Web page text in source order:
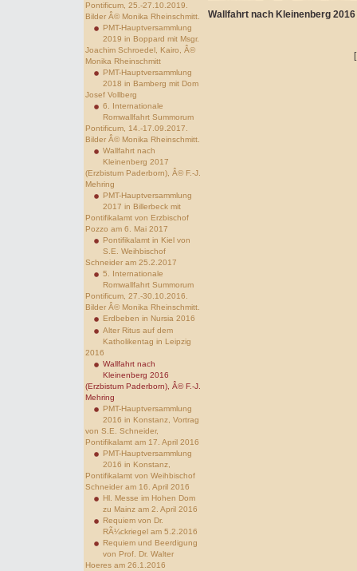
Pontificum, 25.-27.10.2019.
Bilder Â© Monika Rheinschmitt.
PMT-Hauptversammlung
2019 in Boppard mit Msgr.
Joachim Schroedel, Kairo, Â©
Monika Rheinschmitt
PMT-Hauptversammlung
2018 in Bamberg mit Dom
Josef Vollberg
6. Internationale
Romwallfahrt Summorum
Pontificum, 14.-17.09.2017.
Bilder Â© Monika Rheinschmitt.
Wallfahrt nach
Kleinenberg 2017
(Erzbistum Paderborn), Â© F.-J.
Mehring
PMT-Hauptversammlung
2017 in Billerbeck mit
Pontifikalamt von Erzbischof
Pozzo am 6. Mai 2017
Pontifikalamt in Kiel von
S.E. Weihbischof
Schneider am 25.2.2017
5. Internationale
Romwallfahrt Summorum
Pontificum, 27.-30.10.2016.
Bilder Â© Monika Rheinschmitt.
Erdbeben in Nursia 2016
Alter Ritus auf dem
Katholikentag in Leipzig
2016
Wallfahrt nach
Kleinenberg 2016
(Erzbistum Paderborn), Â© F.-J.
Mehring
PMT-Hauptversammlung
2016 in Konstanz, Vortrag
von S.E. Schneider,
Pontifikalamt am 17. April 2016
PMT-Hauptversammlung
2016 in Konstanz,
Pontifikalamt von Weihbischof
Schneider am 16. April 2016
Hl. Messe im Hohen Dom
zu Mainz am 2. April 2016
Requiem von Dr.
RÃ¼ckriegel am 5.2.2016
Requiem und Beerdigung
von Prof. Dr. Walter
Hoeres am 26.1.2016
Wallfahrt nach Kleinenberg 2016